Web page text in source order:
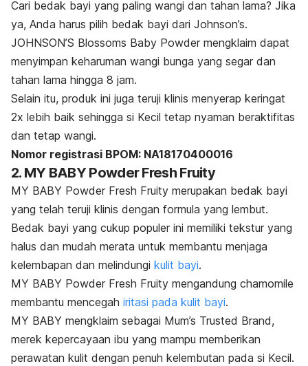
Cari bedak bayi yang paling wangi dan tahan lama? Jika
ya, Anda harus pilih bedak bayi dari Johnson’s.
JOHNSON’S Blossoms Baby Powder mengklaim dapat
menyimpan keharuman wangi bunga yang segar dan
tahan lama hingga 8 jam.
Selain itu, produk ini juga teruji klinis menyerap keringat
2x lebih baik sehingga si Kecil tetap nyaman beraktifitas
dan tetap wangi.
Nomor registrasi BPOM: NA18170400016
2. MY BABY Powder Fresh Fruity
MY BABY Powder Fresh Fruity merupakan bedak bayi
yang telah teruji klinis dengan formula yang lembut.
Bedak bayi yang cukup populer ini memiliki tekstur yang
halus dan mudah merata untuk membantu menjaga
kelembapan dan melindungi kulit bayi.
MY BABY Powder Fresh Fruity mengandung chamomile
membantu mencegah iritasi pada kulit bayi.
MY BABY mengklaim sebagai Mum’s Trusted Brand,
merek kepercayaan ibu yang mampu memberikan
perawatan kulit dengan penuh kelembutan pada si Kecil.